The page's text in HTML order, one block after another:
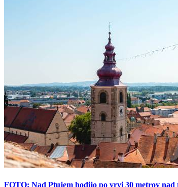
FOTO: Nad Ptujem hodijo po vrvi 30 metrov nad